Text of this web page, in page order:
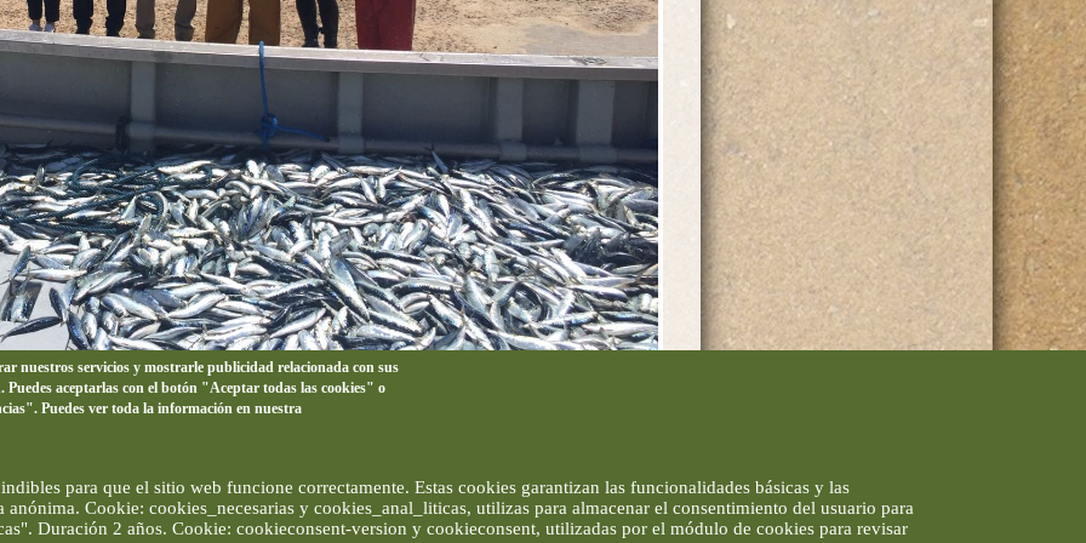
se ha interesado por la pesca de la almadraba en La Azohía. Imagen. CARM.
nuestros servicios y mostrarle publicidad relacionada con sus
Puedes aceptarlas con el botón "Aceptar todas las cookies" o
Puedes ver toda la información en nuestra
para que el sitio web funcione correctamente. Estas cookies garantizan las funcionalidades básicas y las
Cookie: cookies_necesarias y cookies_anal_liticas, utilizas para almacenar el consentimiento del usuario para
Duración 2 años. Cookie: cookieconsent-version y cookieconsent, utilizadas por el módulo de cookies para revisar